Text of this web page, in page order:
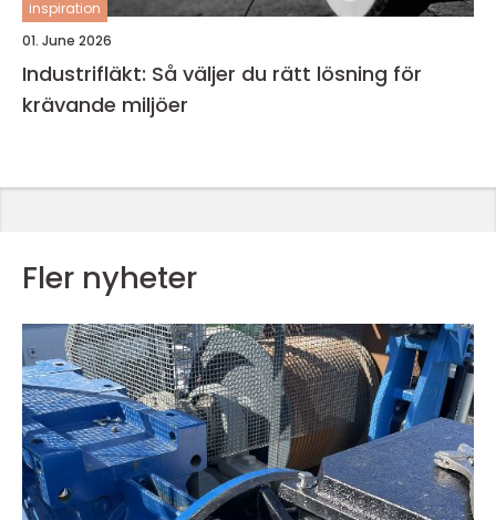
inspiration
01. June 2026
Industrifläkt: Så väljer du rätt lösning för
krävande miljöer
Fler nyheter